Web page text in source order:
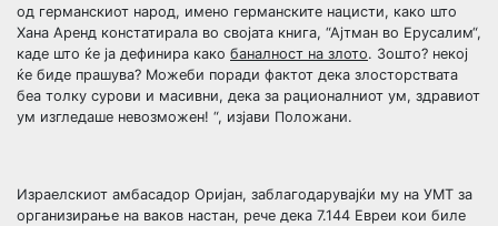
од германскиот народ, имено германските нацисти, како што
Хана Аренд констатирала во својата книга, “Ајтман во Ерусалим“,
каде што ќе ја дефинира како баналност на злото. Зошто? некој
ќе биде прашува? Можеби поради фактот дека злосторствата
беа толку сурови и масивни, дека за рационалниот ум, здравиот
ум изгледаше невозможен! “, изјави Положани.
Израелскиот амбасадор Оријан, заблагодарувајќи му на УМТ за
организирање на ваков настан, рече дека 7.144 Евреи кои биле